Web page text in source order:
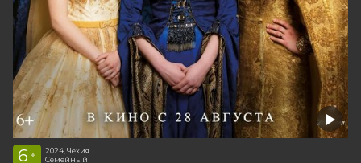
6 +
2024, Чехия
Семейный